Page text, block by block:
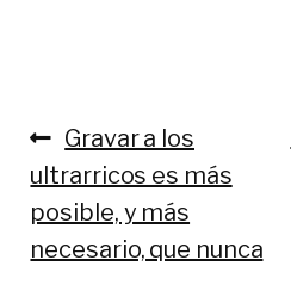
Gravar a los
ultrarricos es más
posible, y más
necesario, que nunca